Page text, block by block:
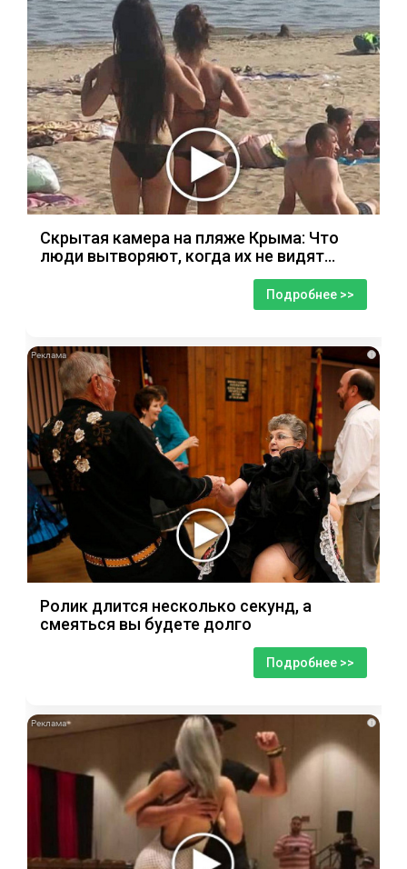
Скрытая камера на пляже Крыма: Что
люди вытворяют, когда их не видят...
Подробнее >>
i
Ролик длится несколько секунд, а
смеяться вы будете долго
Подробнее >>
i